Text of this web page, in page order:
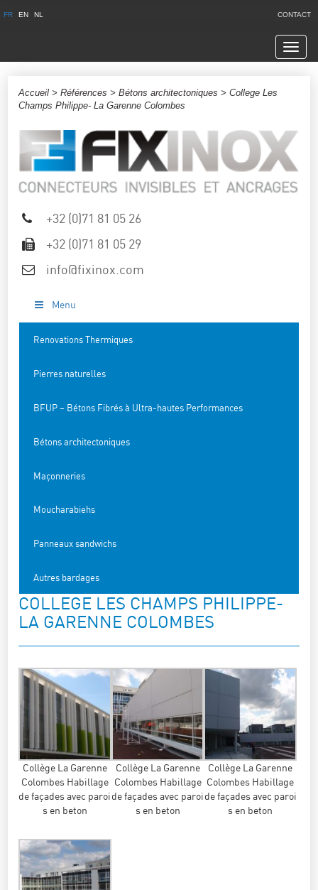
FR EN NL CONTACT
Accueil >Références >Bétons architectoniques > College Les
Champs Philippe- La Garenne Colombes
+32 (0)71 81 05 26
+32 (0)71 81 05 29
info@fixinox.com
Menu
Renovations Thermiques
Pierres naturelles
BFUP – Bétons Fibrés à Ultra-hautes Performances
Bétons architectoniques
Maçonneries
Moucharabiehs
Panneaux sandwichs
Autres bardages
COLLEGE LES CHAMPS PHILIPPE-
LA GARENNE COLOMBES
Collège La Garenne
Colombes Habillage
de façades avec paroi
s en beton
Collège La Garenne
Colombes Habillage
de façades avec paroi
s en beton
Collège La Garenne
Colombes Habillage
de façades avec paroi
s en beton